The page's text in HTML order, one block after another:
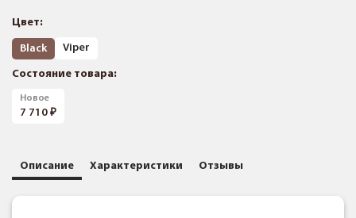
Цвет:
Black Viper
Состояние товара:
Новое
7 710
Описание Характеристики Отзывы